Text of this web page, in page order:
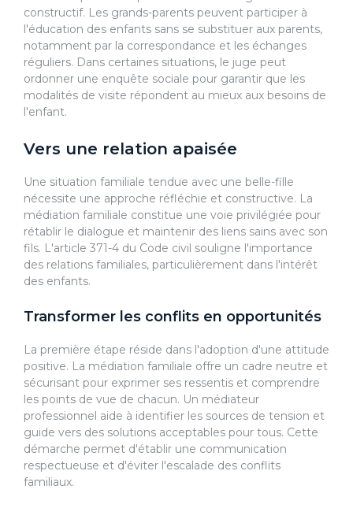
constructif. Les grands-parents peuvent participer à
l'éducation des enfants sans se substituer aux parents,
notamment par la correspondance et les échanges
réguliers. Dans certaines situations, le juge peut
ordonner une enquête sociale pour garantir que les
modalités de visite répondent au mieux aux besoins de
l'enfant.
Vers une relation apaisée
Une situation familiale tendue avec une belle-fille
nécessite une approche réfléchie et constructive. La
médiation familiale constitue une voie privilégiée pour
rétablir le dialogue et maintenir des liens sains avec son
fils. L'article 371-4 du Code civil souligne l'importance
des relations familiales, particulièrement dans l'intérêt
des enfants.
Transformer les conflits en opportunités
La première étape réside dans l'adoption d'une attitude
positive. La médiation familiale offre un cadre neutre et
sécurisant pour exprimer ses ressentis et comprendre
les points de vue de chacun. Un médiateur
professionnel aide à identifier les sources de tension et
guide vers des solutions acceptables pour tous. Cette
démarche permet d'établir une communication
respectueuse et d'éviter l'escalade des conflits
familiaux.